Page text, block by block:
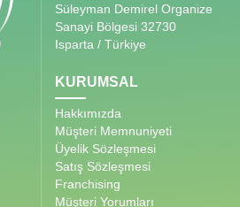
Süleyman Demirel Organize
Sanayi Bölgesi 32730
Isparta / Türkiye
KURUMSAL
Hakkımızda
Müşteri Memnuniyeti
Üyelik Sözleşmesi
Satış Sözleşmesi
Franchising
Müşteri Yorumları